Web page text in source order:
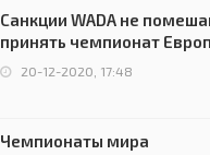
Санкции WADA не
принять чемпионат
чемпионов.
20-12-2020, 17:48
Чемпионаты мира